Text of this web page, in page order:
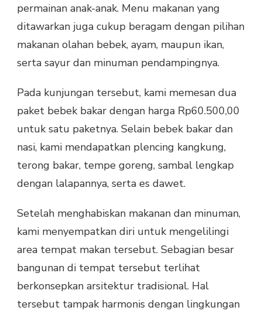
permainan anak-anak. Menu makanan yang
ditawarkan juga cukup beragam dengan pilihan
makanan olahan bebek, ayam, maupun ikan,
serta sayur dan minuman pendampingnya.
Pada kunjungan tersebut, kami memesan dua
paket bebek bakar dengan harga Rp60.500,00
untuk satu paketnya. Selain bebek bakar dan
nasi, kami mendapatkan plencing kangkung,
terong bakar, tempe goreng, sambal lengkap
dengan lalapannya, serta es dawet.
Setelah menghabiskan makanan dan minuman,
kami menyempatkan diri untuk mengelilingi
area tempat makan tersebut. Sebagian besar
bangunan di tempat tersebut terlihat
berkonsepkan arsitektur tradisional. Hal
tersebut tampak harmonis dengan lingkungan